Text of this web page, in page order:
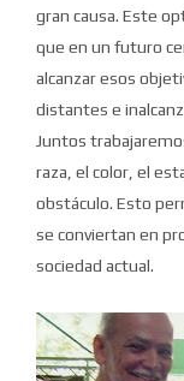
gran causa. Este
que en un futuro
alcanzar esos
distantes e
Juntos
raza, el color, el
obstáculo. Esto
se conviertan en
sociedad actual.